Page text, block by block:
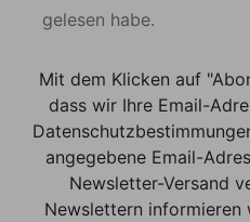
gelesen habe.
Mit dem Klicken auf
dass wir Ihre Email-
angegebene Email-
Newsletter-Versand
Newslettern informieren